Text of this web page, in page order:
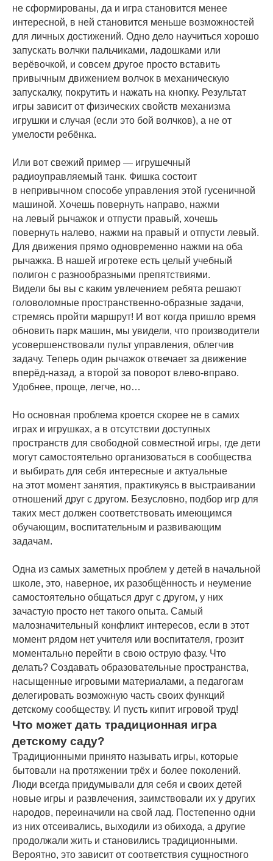
не сформированы, да и игра становится менее
интересной, в ней становится меньше возможностей
для личных достижений. Одно дело научиться хорошо
запускать волчки пальчиками, ладошками или
верёвочкой, и совсем другое просто вставить
привычным движением волчок в механическую
запускалку, покрутить и нажать на кнопку. Результат
игры зависит от физических свойств механизма
игрушки и случая (если это бой волчков), а не от
умелости ребёнка.
Или вот свежий пример — игрушечный
радиоуправляемый танк. Фишка состоит
в непривычном способе управления этой гусеничной
машиной. Хочешь повернуть направо, нажми
на левый рычажок и отпусти правый, хочешь
повернуть налево, нажми на правый и отпусти левый.
Для движения прямо одновременно нажми на оба
рычажка. В нашей игротеке есть целый учебный
полигон с разнообразными препятствиями.
Видели бы вы с каким увлечением ребята решают
головоломные пространственно-образные задачи,
стремясь пройти маршрут! И вот когда пришло время
обновить парк машин, мы увидели, что производители
усовершенствовали пульт управления, облегчив
задачу. Теперь один рычажок отвечает за движение
вперёд-назад, а второй за поворот влево-вправо.
Удобнее, проще, легче, но…
Но основная проблема кроется скорее не в самих
играх и игрушках, а в отсутствии доступных
пространств для свободной совместной игры, где дети
могут самостоятельно организоваться в сообщества
и выбирать для себя интересные и актуальные
на этот момент занятия, практикуясь в выстраивании
отношений друг с другом. Безусловно, подбор игр для
таких мест должен соответствовать имеющимся
обучающим, воспитательным и развивающим
задачам.
Одна из самых заметных проблем у детей в начальной
школе, это, наверное, их разобщённость и неумение
самостоятельно общаться друг с другом, у них
зачастую просто нет такого опыта. Самый
малозначительный конфликт интересов, если в этот
момент рядом нет учителя или воспитателя, грозит
моментально перейти в свою острую фазу. Что
делать? Создавать образовательные пространства,
насыщенные игровыми материалами, а педагогам
делегировать возможную часть своих функций
детскому сообществу. И пусть кипит игровой труд!
Что может дать традиционная игра
детскому саду?
Традиционными принято называть игры, которые
бытовали на протяжении трёх и более поколений.
Люди всегда придумывали для себя и своих детей
новые игры и развлечения, заимствовали их у других
народов, переиначили на свой лад. Постепенно одни
из них отсеивались, выходили из обихода, а другие
продолжали жить и становились традиционными.
Вероятно, это зависит от соответствия сущностного